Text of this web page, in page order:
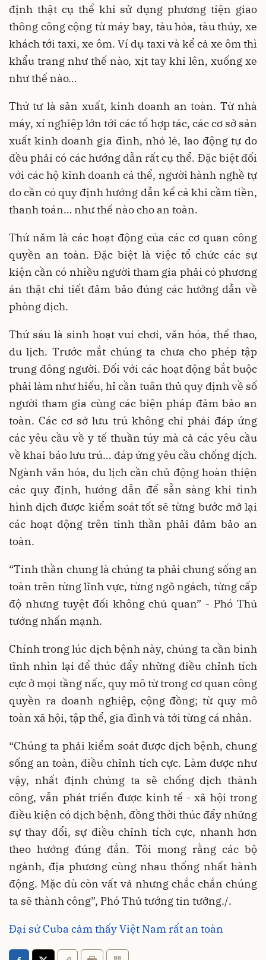
định thật cụ thể khi sử dụng phương tiện giao
thông công cộng từ máy bay, tàu hỏa, tàu thủy, xe
khách tới taxi, xe ôm. Ví dụ taxi và kể cả xe ôm thì
khẩu trang như thế nào, xịt tay khi lên, xuống xe
như thế nào…
Thứ tư là sản xuất, kinh doanh an toàn. Từ nhà
máy, xí nghiệp lớn tới các tổ hợp tác, các cơ sở sản
xuất kinh doanh gia đình, nhỏ lẻ, lao động tự do
đều phải có các hướng dẫn rất cụ thể. Đặc biệt đối
với các hộ kinh doanh cá thể, người hành nghề tự
do cần có quy định hướng dẫn kể cả khi cầm tiền,
thanh toán… như thế nào cho an toàn.
Thứ năm là các hoạt động của các cơ quan công
quyền an toàn. Đặc biệt là việc tổ chức các sự
kiện cần có nhiều người tham gia phải có phương
án thật chi tiết đảm bảo đúng các hướng dẫn về
phòng dịch.
Thứ sáu là sinh hoạt vui chơi, văn hóa, thể thao,
du lịch. Trước mắt chúng ta chưa cho phép tập
trung đông người. Đối với các hoạt động bắt buộc
phải làm như hiếu, hỉ cần tuân thủ quy định về số
người tham gia cùng các biện pháp đảm bảo an
toàn. Các cơ sở lưu trú không chỉ phải đáp ứng
các yêu cầu về y tế thuần túy mà cả các yêu cầu
về khai báo lưu trú… đáp ứng yêu cầu chống dịch.
Ngành văn hóa, du lịch cần chủ động hoàn thiện
các quy định, hướng dẫn để sẵn sàng khi tình
hình dịch được kiểm soát tốt sẽ từng bước mở lại
các hoạt động trên tinh thần phải đảm bảo an
toàn.
“Tinh thần chung là chúng ta phải chung sống an
toàn trên từng lĩnh vực, từng ngõ ngách, từng cấp
độ nhưng tuyệt đối không chủ quan” - Phó Thủ
tướng nhấn mạnh.
Chính trong lúc dịch bệnh này, chúng ta cần bình
tĩnh nhìn lại để thúc đẩy những điều chỉnh tích
cực ở mọi tầng nấc, quy mô từ trong cơ quan công
quyền ra doanh nghiệp, cộng đồng; từ quy mô
toàn xã hội, tập thể, gia đình và tới từng cá nhân.
“Chúng ta phải kiểm soát được dịch bệnh, chung
sống an toàn, điều chỉnh tích cực. Làm được như
vậy, nhất định chúng ta sẽ chống dịch thành
công, vẫn phát triển được kinh tế - xã hội trong
điều kiện có dịch bệnh, đồng thời thúc đẩy những
sự thay đổi, sự điều chỉnh tích cực, nhanh hơn
theo hướng đúng đắn. Tôi mong rằng các bộ
ngành, địa phương cùng nhau thống nhất hành
động. Mặc dù còn vất vả nhưng chắc chắn chúng
ta sẽ thành công”, Phó Thủ tướng tin tưởng./.
Đại sứ Cuba cảm thấy Việt Nam rất an toàn